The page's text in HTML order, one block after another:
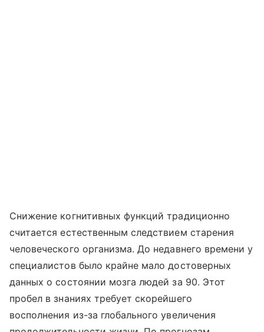
Снижение когнитивных функций традиционно
считается естественным следствием старения
человеческого организма. До недавнего времени у
специалистов было крайне мало достоверных
данных о состоянии мозга людей за 90. Этот
пробел в знаниях требует скорейшего
восполнения из-за глобального увеличения